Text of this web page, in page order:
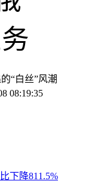
“白丝”风潮
08:19:35